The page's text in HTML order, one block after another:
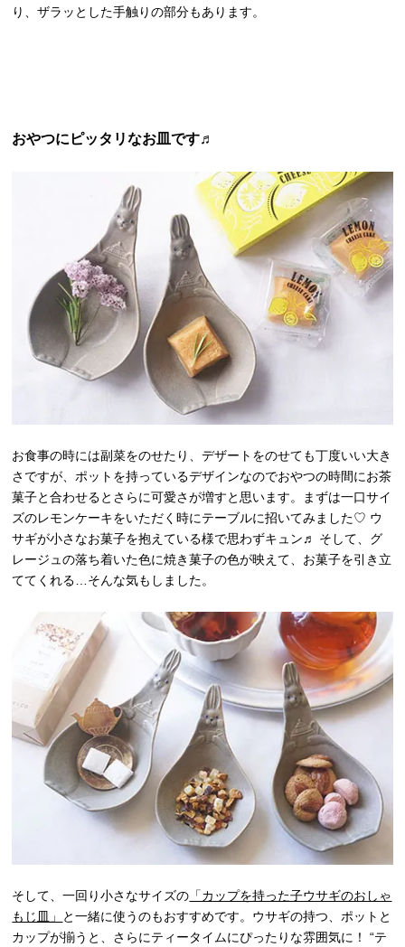
り、ザラッとした手触りの部分もあります。
おやつにピッタリなお皿です♬
お食事の時には副菜をのせたり、デザートをのせても丁度いい大き
さですが、ポットを持っているデザインなのでおやつの時間にお茶
菓子と合わせるとさらに可愛さが増すと思います。まずは一口サイ
ズのレモンケーキをいただく時にテーブルに招いてみました♡ ウ
サギが小さなお菓子を抱えている様で思わずキュン♬ そして、グ
レージュの落ち着いた色に焼き菓子の色が映えて、お菓子を引き立
ててくれる…そんな気もしました。
そして、一回り小さなサイズの 「カップを持った子ウサギのおしゃ
もじ皿」 と一緒に使うのもおすすめです。ウサギの持つ、ポットと
カップが揃うと、さらにティータイムにぴったりな雰囲気に！ “テ